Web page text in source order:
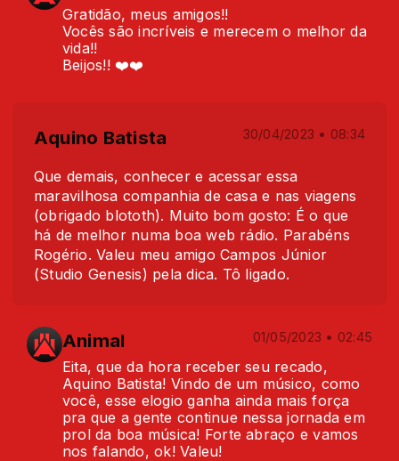
Gratidão, meus amigos!!
Vocês são incríveis e merecem o melhor da
vida!!
Beijos!! ❤️❤️
Aquino Batista 30/04/2023 • 08:34
Que demais, conhecer e acessar essa
maravilhosa companhia de casa e nas viagens
(obrigado blototh). Muito bom gosto: É o que
há de melhor numa boa web rádio. Parabéns
Rogério. Valeu meu amigo Campos Júnior
(Studio Genesis) pela dica. Tô ligado.
Animal 01/05/2023 • 02:45
Eita, que da hora receber seu recado,
Aquino Batista! Vindo de um músico, como
você, esse elogio ganha ainda mais força
pra que a gente continue nessa jornada em
prol da boa música! Forte abraço e vamos
nos falando, ok! Valeu!